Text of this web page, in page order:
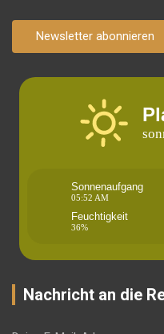
Newsletter abonnieren
Sonnenaufgang
05:52 AM
Feuchtigkeit
36%
Nachricht an die